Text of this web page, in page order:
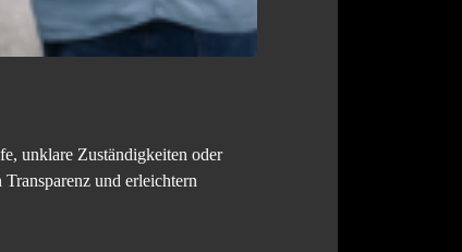
unklare Zuständigkeiten oder
und erleichtern